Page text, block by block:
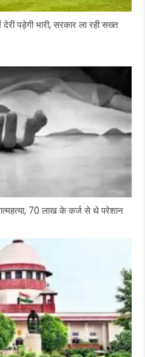
पड़ेगी भारी, सरकार ला रही सख्त
70 लाख के कर्ज से थे परेशान